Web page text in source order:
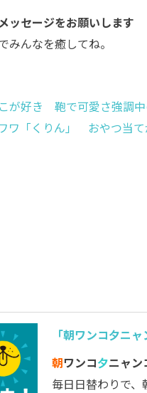
ッセージをお願いします
みんなを癒してね。
が好き 鞄で可愛さ強調中
ワ「くりん」 おやつ当て
「朝ワンコ夕ニ
朝ワンコ夕ニャン
毎日日替わりで